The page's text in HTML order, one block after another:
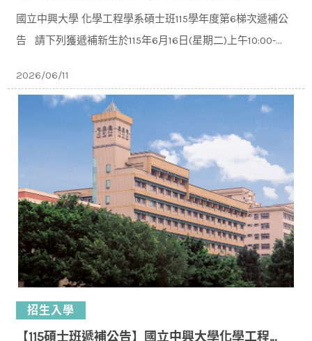
國立中興大學 化學工程學系碩士班115學年度第6梯次遞補公
告 請下列獲遞補新⽣於115年6⽉16⽇(星期二)上午10:00-
2026/06/11
招生入學
【115碩士班遞補公告】國立中興大學化學工程學系碩士班115學年度入學第5梯次遞補公告